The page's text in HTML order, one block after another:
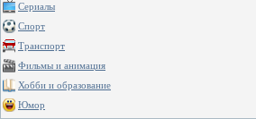
Сериалы
Спорт
Транспорт
Фильмы и анимация
Хобби и образование
Юмор